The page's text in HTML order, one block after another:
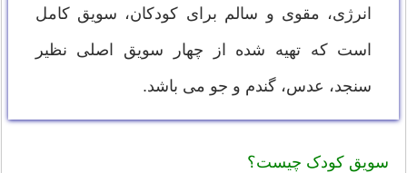
انرژی، مقوی و سالم برای کودکان، سویق کامل
است که تهیه شده از چهار سویق اصلی نظیر
سنجد، عدس، گندم و جو می باشد.
سویق کودک چیست؟